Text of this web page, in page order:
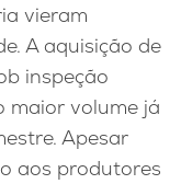
vieram
A aquisição de
inspeção
maior volume já
Apesar
aos produtores